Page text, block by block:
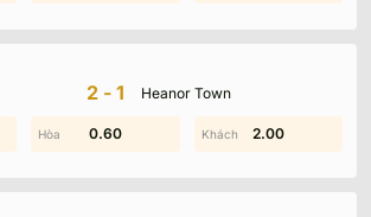
2-1 Heanor Town
1.10 1.00
0.60 2.00